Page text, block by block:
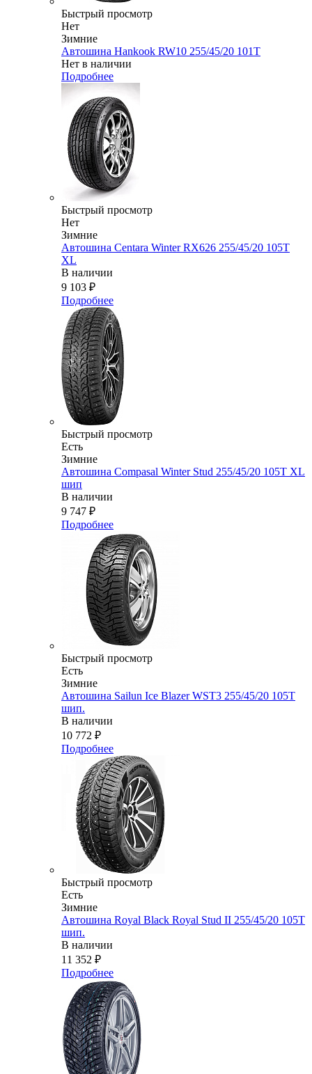
Быстрый просмотр
Нет
Зимние
Автошина Hankook RW10 255/45/20 101T
Нет в наличии
Подробнее
Быстрый просмотр
Нет
Зимние
Автошина Centara Winter RX626 255/45/20 105T
XL
В наличии
9 103 ₽
Подробнее
Быстрый просмотр
Есть
Зимние
Автошина Compasal Winter Stud 255/45/20 105T XL
шип
В наличии
9 747 ₽
Подробнее
Быстрый просмотр
Есть
Зимние
Автошина Sailun Ice Blazer WST3 255/45/20 105T
шип.
В наличии
10 772 ₽
Подробнее
Быстрый просмотр
Есть
Зимние
Автошина Royal Black Royal Stud II 255/45/20 105T
шип.
В наличии
11 352 ₽
Подробнее